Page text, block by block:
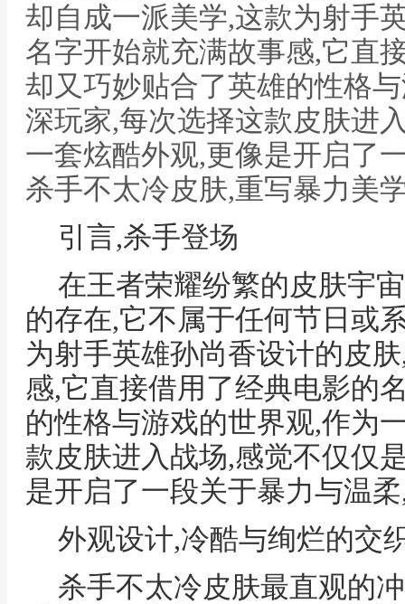
却自成一派美学,这款为射手
名字开始就充满故事感,它直
却又巧妙贴合了英雄的性格
深玩家,每次选择这款皮肤进
一套炫酷外观,更像是开启了
杀手不太冷皮肤,重写暴力美
引言,杀手登场
在王者荣耀纷繁的皮肤宇
的存在,它不属于任何节日或
为射手英雄孙尚香设计的皮
感,它直接借用了经典电影的
的性格与游戏的世界观,作为
款皮肤进入战场,感觉不仅仅
是开启了一段关于暴力与温
外观设计,冷酷与绚烂的交
杀手不太冷皮肤最直观的